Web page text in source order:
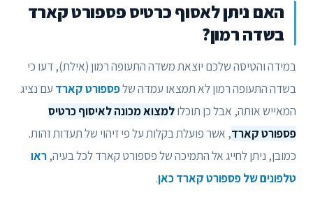
האם ניתן לאסוף כרטיס פספורט קארד
בשדה רמון?
במידה והטיסה שלכם יוצאת משדה התעופה רמון (אילת), דעו כי
בשדה התעופה רמון לא תמצאו עמדה שלפספורט קארד עם נציג
המאייש אותה, אבל כן תוכלולמצוא מכונה לאיסוף כרטיס
פספורט קארד, אשר פועלת בקלות על פי זיהוי של תעדות זהות.
כמובן, ניתן לחייג אל התמיכה של פספורט קארד לכל בעיה, ראו
טלפונים של פספורט קארד כאן.